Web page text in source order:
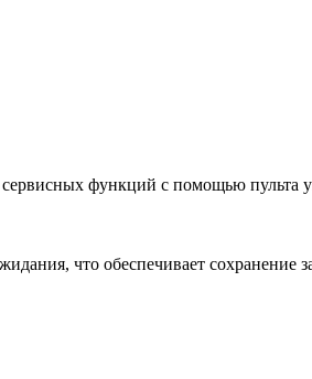
функций с помощью пульта
что обеспечивает сохранение